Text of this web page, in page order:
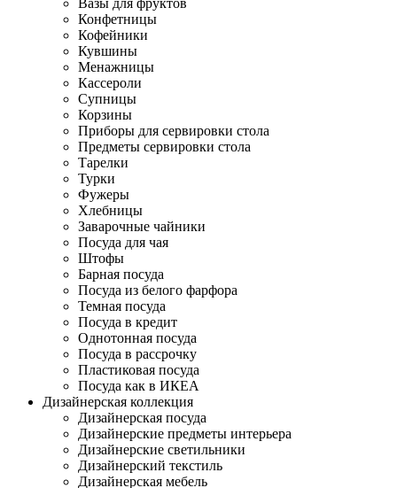
Вазы для фруктов
Конфетницы
Кофейники
Кувшины
Менажницы
Кассероли
Супницы
Корзины
Приборы для сервировки стола
Предметы сервировки стола
Тарелки
Турки
Фужеры
Хлебницы
Заварочные чайники
Посуда для чая
Штофы
Барная посуда
Посуда из белого фарфора
Темная посуда
Посуда в кредит
Однотонная посуда
Посуда в рассрочку
Пластиковая посуда
Посуда как в ИКЕА
Дизайнерская коллекция
Дизайнерская посуда
Дизайнерские предметы интерьера
Дизайнерские светильники
Дизайнерский текстиль
Дизайнерская мебель